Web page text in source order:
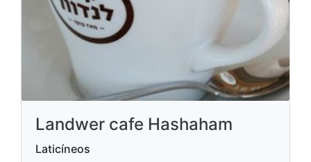
Landwer cafe Hashaham
Laticíneos